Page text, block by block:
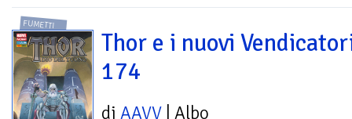
FUMETTI
Thor e i nuovi
174
di AAVV | Albo